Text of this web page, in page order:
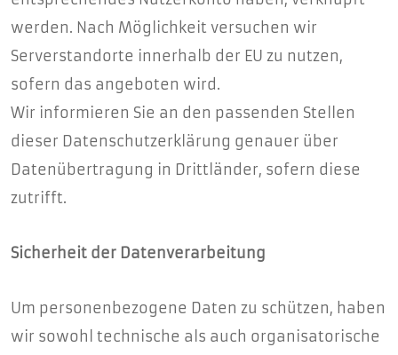
werden. Nach Möglichkeit versuchen wir
Serverstandorte innerhalb der EU zu nutzen,
sofern das angeboten wird.
Wir informieren Sie an den passenden Stellen
dieser Datenschutzerklärung genauer über
Datenübertragung in Drittländer, sofern diese
zutrifft.
Sicherheit der Datenverarbeitung
Um personenbezogene Daten zu schützen, haben
wir sowohl technische als auch organisatorische